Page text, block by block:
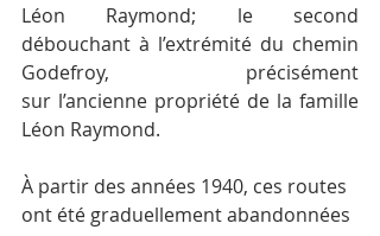
Léon Raymond; le second
débouchant à l’extrémité du chemin
Godefroy, précisément
sur l’ancienne propriété de la famille
Léon Raymond.
À partir des années 1940, ces routes
ont été graduellement abandonnées